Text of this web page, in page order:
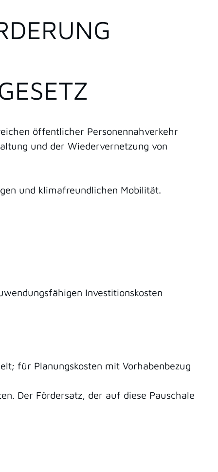
B
öffentlicher Personennahverkehr
und der Wiedervernetzung von
und klimafreundlichen Mobilität.
Investitionskosten
für Planungskosten mit Vorhabenbezug
Der Fördersatz, der auf diese Pauschale